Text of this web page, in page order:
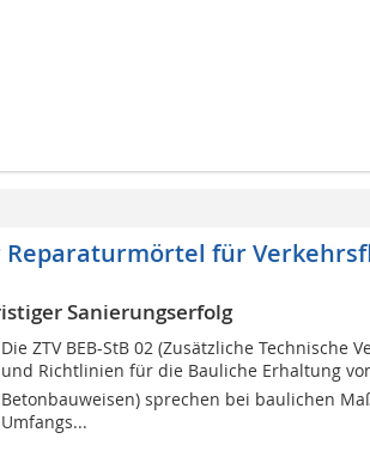
für
Sanierungserfolg
Die ZTV BEB-StB 02 (Zusätzliche Technische
und Richtlinien für die Bauliche Erhaltung von
Betonbauweisen) sprechen bei baulichen
Umfangs...